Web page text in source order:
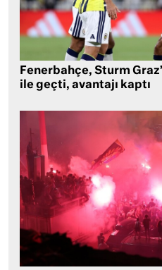
Fenerbahçe, Sturm
ile geçti, avantajı kaptı